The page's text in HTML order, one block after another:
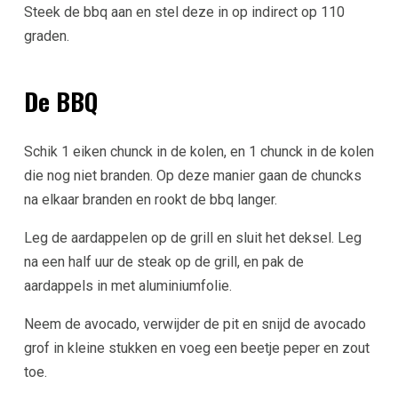
Steek de bbq aan en stel deze in op indirect op 110
graden.
De BBQ
Schik 1 eiken chunck in de kolen, en 1 chunck in de kolen
die nog niet branden. Op deze manier gaan de chuncks
na elkaar branden en rookt de bbq langer.
Leg de aardappelen op de grill en sluit het deksel. Leg
na een half uur de steak op de grill, en pak de
aardappels in met aluminiumfolie.
Neem de avocado, verwijder de pit en snijd de avocado
grof in kleine stukken en voeg een beetje peper en zout
toe.